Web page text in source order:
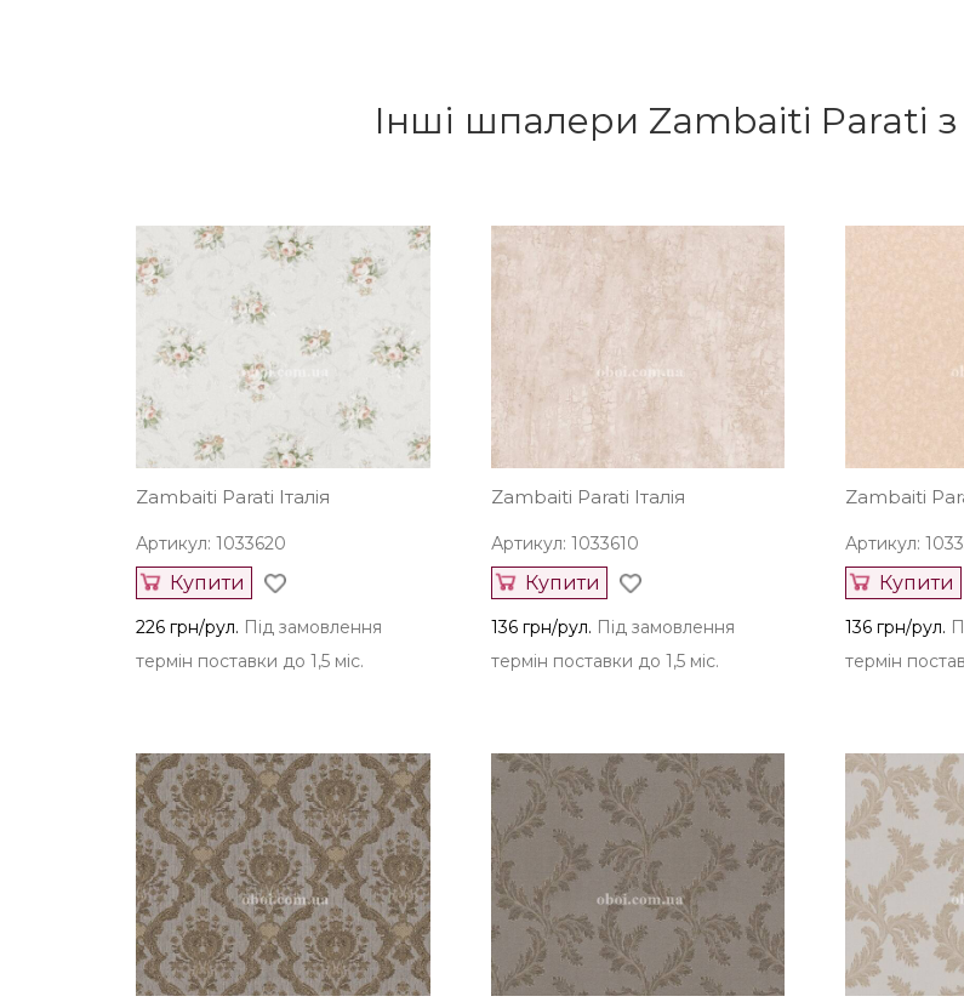
Інші шпалери Zambaiti Parati з
Zambaiti Parati Італія
Артикул: 1033620
Купити
226 грн/рул. Під замовлення
термін поставки до 1,5 міс.
Zambaiti Parati Італія
Артикул: 1033610
Купити
136 грн/рул. Під замовлення
термін поставки до 1,5 міс.
Zambaiti
Артикул:
Купити
136 грн/рул.
термін